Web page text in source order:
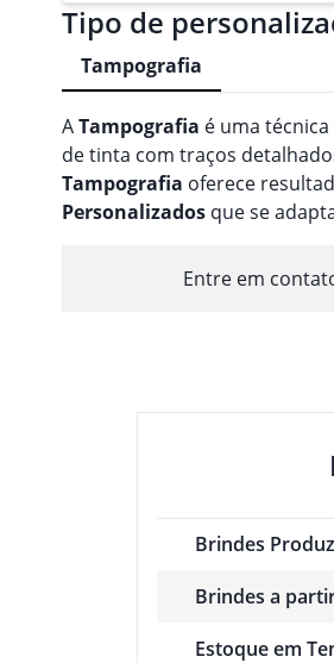
Tipo de
Tampografia
ATampografia é uma
de tinta com traços
Tampografia oferece
Personalizados que se
Entre em
Brindes
Brindes a
Estoque em